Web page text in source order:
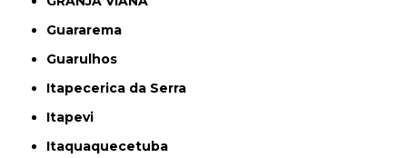
Guararema
Guarulhos
Itapecerica da Serra
Itapevi
Itaquaquecetuba